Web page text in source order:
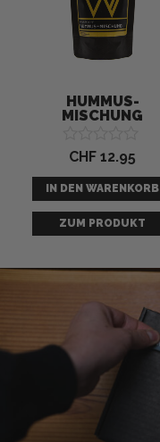
HUMMUS-
MISCHUNG
Bewertet
0
von
5
CHF 12.95
IN DEN WARENKORB
ZUM PRODUKT